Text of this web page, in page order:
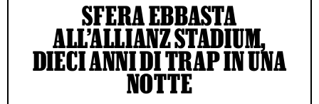
SFERA EBBASTA
ALL’ALLIANZ STADIUM,
DIECI ANNI DI TRAP IN UNA
NOTTE